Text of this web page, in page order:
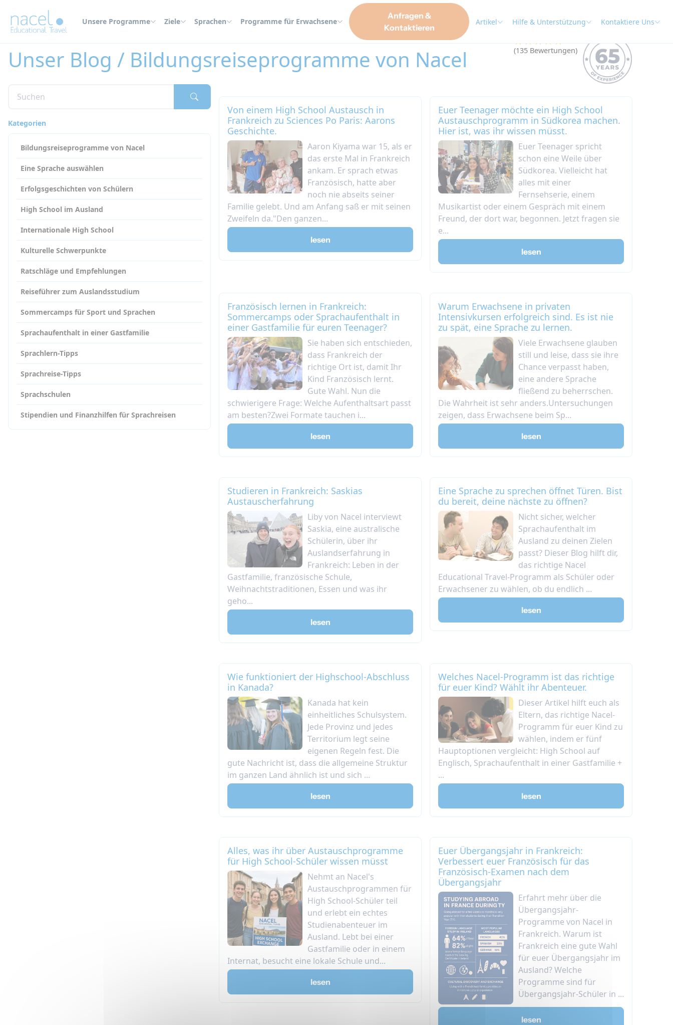
Unsere Programme Ziele Sprachen Programme für Erwachsene
Anfragen &
Kontaktieren
Artikel Hilfe & Unterstützung Kontaktiere Uns
★★★★★4.9
(135 Bewertungen)
Unser Blog / Bildungsreiseprogramme von Nacel
Kategorien
Bildungsreiseprogramme von Nacel
Eine Sprache auswählen
Erfolgsgeschichten von Schülern
High School im Ausland
Internationale High School
Kulturelle Schwerpunkte
Ratschläge und Empfehlungen
Reiseführer zum Auslandsstudium
Sommercamps für Sport und Sprachen
Sprachaufenthalt in einer Gastfamilie
Sprachlern-Tipps
Sprachreise-Tipps
Sprachschulen
Stipendien und Finanzhilfen für Sprachreisen
Von einem High School Austausch in
Frankreich zu Sciences Po Paris: Aarons
Geschichte.
Aaron Kiyama war 15, als er
das erste Mal in Frankreich
ankam. Er sprach etwas
Französisch, hatte aber
noch nie abseits seiner
Familie gelebt. Und am Anfang saß er mit seinen
Zweifeln da."Den ganzen...
lesen
Euer Teenager möchte ein High School
Austauschprogramm in Südkorea machen.
Hier ist, was ihr wissen müsst.
Euer Teenager spricht
schon eine Weile über
Südkorea. Vielleicht hat
alles mit einer
Fernsehserie, einem
Musikartist oder einem Gespräch mit einem
Freund, der dort war, begonnen. Jetzt fragen sie
e...
lesen
Französisch lernen in Frankreich:
Sommercamps oder Sprachaufenthalt in
einer Gastfamilie für euren Teenager?
Sie haben sich entschieden,
dass Frankreich der
richtige Ort ist, damit Ihr
Kind Französisch lernt.
Gute Wahl. Nun die
schwierigere Frage: Welche Aufenthaltsart passt
am besten?Zwei Formate tauchen i...
lesen
Warum Erwachsene in privaten
Intensivkursen erfolgreich sind. Es ist nie
zu spät, eine Sprache zu lernen.
Viele Erwachsene glauben
still und leise, dass sie ihre
Chance verpasst haben,
eine andere Sprache
fließend zu beherrschen.
Die Wahrheit ist sehr anders.Untersuchungen
zeigen, dass Erwachsene beim Sp...
lesen
Studieren in Frankreich: Saskias
Austauscherfahrung
Liby von Nacel interviewt
Saskia, eine australische
Schülerin, über ihr
Auslandserfahrung in
Frankreich: Leben in der
Gastfamilie, französische Schule,
Weihnachtstraditionen, Essen und was ihr
geho...
lesen
Eine Sprache zu sprechen öffnet Türen. Bist
du bereit, deine nächste zu öffnen?
Nicht sicher, welcher
Sprachaufenthalt im
Ausland zu deinen Zielen
passt? Dieser Blog hilft dir,
das richtige Nacel
Educational Travel-Programm als Schüler oder
Erwachsener zu wählen, ob du endlich ...
lesen
Wie funktioniert der Highschool-Abschluss
in Kanada?
Kanada hat kein
einheitliches Schulsystem.
Jede Provinz und jedes
Territorium legt seine
eigenen Regeln fest. Die
gute Nachricht ist, dass die allgemeine Struktur
im ganzen Land ähnlich ist und sich ...
lesen
Welches Nacel-Programm ist das richtige
für euer Kind? Wählt ihr Abenteuer.
Dieser Artikel hilft euch als
Eltern, das richtige Nacel-
Programm für euer Kind zu
wählen, indem er fünf
Hauptoptionen vergleicht: High School auf
Englisch, Sprachaufenthalt in einer Gastfamilie +
...
lesen
Alles, was ihr über Austauschprogramme
für High School-Schüler wissen müsst
Nehmt an Nacel's
Austauschprogrammen für
High School-Schüler teil
und erlebt ein echtes
Studienabenteuer im
Ausland. Lebt bei einer
Gastfamilie oder in einem
Internat, besucht eine lokale Schule und...
lesen
Euer Übergangsjahr in Frankreich:
Verbessert euer Französisch für das
Französisch-Examen nach dem
Übergangsjahr
Erfahrt mehr über die
Übergangsjahr-
Programme von Nacel in
Frankreich. Warum ist
Frankreich eine gute Wahl
für euer Übergangsjahr im
Ausland? Welche
Programme sind für
Übergangsjahr-Schüler in ...
lesen